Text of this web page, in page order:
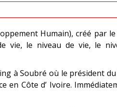
Humain), créé par
vie, le niveau de vie, le
à Soubré où le président du
en Côte d’ Ivoire.